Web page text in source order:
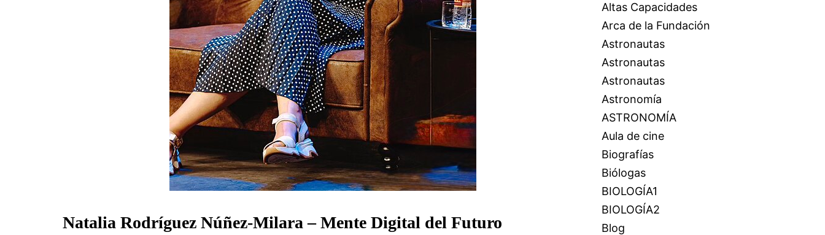
Natalia Rodríguez Núñez-Milara – Mente Digital del Futuro
Altas Capacidades
Arca de la Fundación
Astronautas
Astronautas
Astronautas
Astronomía
ASTRONOMÍA
Aula de cine
Biografías
Biólogas
BIOLOGÍA1
BIOLOGÍA2
Blog